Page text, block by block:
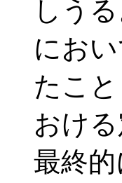
しう
にお
たこ
おけ
最終